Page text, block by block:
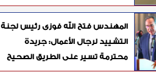
المهندس فتح الله فوزى رئيس لجنة
التشييد لرجال الأعمال: جريدة
محترمة تسير على الطريق الصحيح